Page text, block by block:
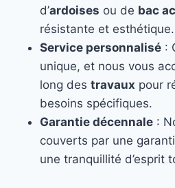
d’ardoises ou de bac
résistante et esthétique.
Service personnalisé :
unique, et nous vous
long des travaux pour
besoins spécifiques.
Garantie décennale :
couverts par une
une tranquillité d’esprit